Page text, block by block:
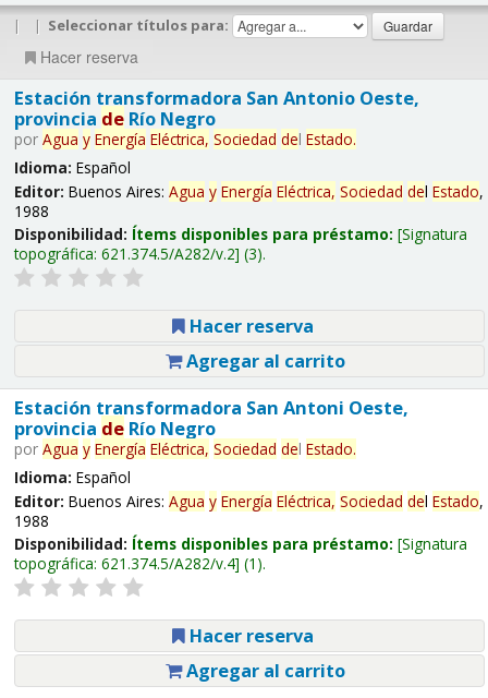
| | Seleccionar títulos para:
Hacer reserva
Estación transformadora San Antonio Oeste,
provincia deRío Negro
por Agua y Energía Eléctrica, Sociedad del Estado.
Idioma: Español
Editor: Buenos Aires: Agua y Energía Eléctrica, Sociedad del Estado,
1988
Disponibilidad: Ítems disponibles para préstamo: Signatura
topográfica: 621.374.5/A282/v.2 (3).
Hacer reserva
Agregar al carrito
Estación transformadora San Antoni Oeste,
provincia deRío Negro
por Agua y Energía Eléctrica, Sociedad del Estado.
Idioma: Español
Editor: Buenos Aires: Agua y Energía Eléctrica, Sociedad del Estado,
1988
Disponibilidad: Ítems disponibles para préstamo: Signatura
topográfica: 621.374.5/A282/v.4 (1).
Hacer reserva
Agregar al carrito